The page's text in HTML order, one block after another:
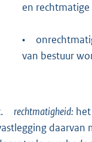
en
•
van bestuur
rechtmatigheid:
daarvan